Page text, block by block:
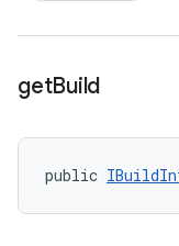
getBuild
public